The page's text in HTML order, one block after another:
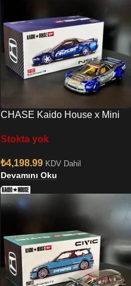
CHASE Kaido House x Mini
Stokta yok
₺4,198.99 KDV Dahil
Devamını Oku